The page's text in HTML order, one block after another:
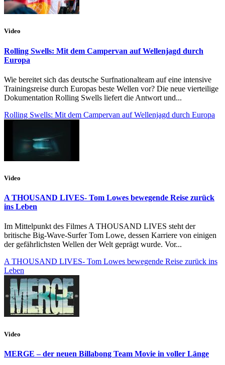
Video
Rolling Swells: Mit dem Campervan auf Wellenjagd durch
Europa
Wie bereitet sich das deutsche Surfnationalteam auf eine intensive
Trainingsreise durch Europas beste Wellen vor? Die neue vierteilige
Dokumentation Rolling Swells liefert die Antwort und...
Rolling Swells: Mit dem Campervan auf Wellenjagd durch Europa
Video
A THOUSAND LIVES- Tom Lowes bewegende Reise zurück
ins Leben
Im Mittelpunkt des Filmes A THOUSAND LIVES steht der
britische Big-Wave-Surfer Tom Lowe, dessen Karriere von einigen
der gefährlichsten Wellen der Welt geprägt wurde. Vor...
A THOUSAND LIVES- Tom Lowes bewegende Reise zurück ins
Leben
Video
MERGE – der neuen Billabong Team Movie in voller Länge